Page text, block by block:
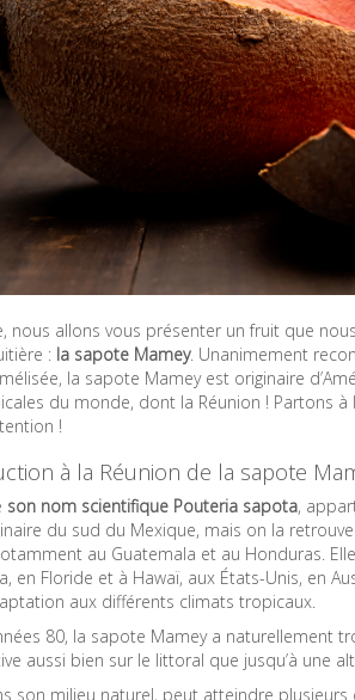
nous allons vous présenter un fruit que
: la sapote Mamey. Unanimement
la sapote Mamey est originaire
du monde, dont la Réunion ! Partons
!
à la Réunion de la sapote
son nom scientifique Pouteria sapota,
du sud du Mexique, mais on la
au Guatemala et au Honduras.
en Floride et à Hawaï, aux États-Unis, en
aux différents climats tropicaux.
80, la sapote Mamey a naturellement
aussi bien sur le littoral que jusqu’à une
son milieu naturel, peut atteindre